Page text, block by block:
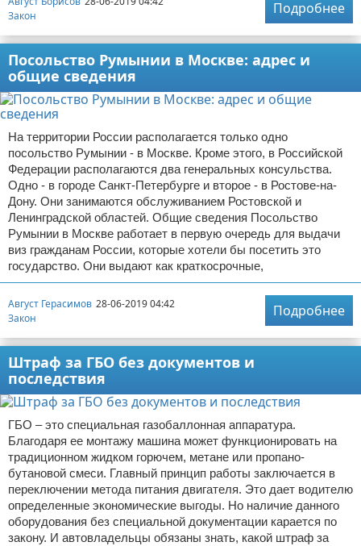
Закон
Подробнее
Посольство Румынии в Москве: адрес и
общие сведения
На территории России располагается только одно
посольство Румынии - в Москве. Кроме этого, в Российской
Федерации располагаются два генеральных консульства.
Одно - в городе Санкт-Петербурге и второе - в Ростове-на-
Дону. Они занимаются обслуживанием Ростовской и
Ленинградской областей. Общие сведения Посольство
Румынии в Москве работает в первую очередь для выдачи
виз гражданам России, которые хотели бы посетить это
государство. Они выдают как краткосрочные,
Август Герасимов 28-06-2019 04:42
Закон
Подробнее
Штраф за ГБО без документов и
последствия
ГБО – это специальная газобаллонная аппаратура.
Благодаря ее монтажу машина может функционировать на
традиционном жидком горючем, метане или пропано-
бутановой смеси. Главный принцип работы заключается в
переключении метода питания двигателя. Это дает водителю
определенные экономические выгоды. Но наличие данного
оборудования без специальной документации карается по
закону. И автовладельцы обязаны знать, какой штраф за